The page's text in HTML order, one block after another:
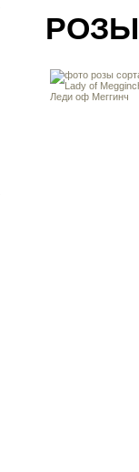
РОЗЫ